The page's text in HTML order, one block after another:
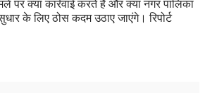
पर क्या कार्रवाई करते हैं और क्या नगर पालिका
के लिए ठोस कदम उठाए जाएंगे। रिपोर्ट